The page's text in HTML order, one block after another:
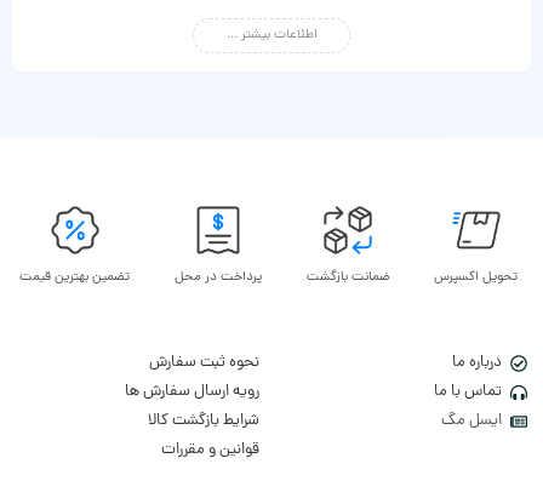
محل کار، خانه، طبیعت و یا حتی برای فیلم دیدن از اسپیکر استفاده می‌کنند تا از
تنوع زیاد در مارک‌ها و مدل‌های مختلف اسپیکر ممکن است انتخاب اسپیکر مناسب
را برای شما سخت و دشوار کند. پس ابتدا در نظر داشته باشید که برای کجا و به چه
اطلاعات بیشتر ...
تحویل اکسپرس ضمانت بازگشت پرداخت در محل تضمین بهترین قیمت
درباره ما
تماس با ما
ایسل مگ
نحوه ثبت سفارش
رویه ارسال سفارش ها
شرایط بازگشت کالا
قوانین و مقررات